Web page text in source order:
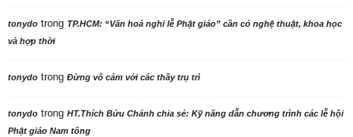
tonydo trong TP.HCM: “Văn hoá nghi lễ Phật giáo” cần có nghệ thuật, khoa học
và hợp thời
tonydo trong Đừng vô cảm với các thầy trụ trì
tonydo trong HT.Thích Bửu Chánh chia sẻ: Kỹ năng dẫn chương trình các lễ hội
Phật giáo Nam tông